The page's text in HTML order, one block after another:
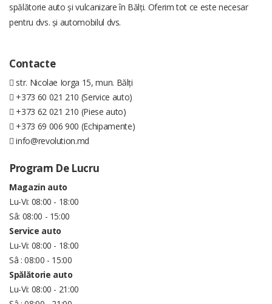
spălătorie auto și vulcanizare în Bălți. Oferim tot ce este necesar
pentru dvs. și automobilul dvs.
Contacte
str. Nicolae Iorga 15, mun. Bălți
+373 60 021 210 (Service auto)
+373 62 021 210 (Piese auto)
+373 69 006 900 (Echipamente)
info@revolution.md
Program De Lucru
Magazin auto
Lu-Vi: 08:00 - 18:00
Sâ: 08:00 - 15:00
Service auto
Lu-Vi: 08:00 - 18:00
Sâ : 08:00 - 15:00
Spălătorie auto
Lu-Vi: 08:00 - 21:00